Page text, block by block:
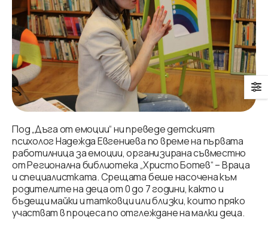
Под „Дъга от емоции“ ни преведе детският
психолог Надежда Евгениева по време на първата
работилница за емоции, организирана съвместно
от Регионална библиотека „Христо Ботев“ – Враца
и специалистката. Срещата беше насочена към
родителите на деца от 0 до 7 години, както и
бъдещи майки и татковци или близки, които пряко
участват в процеса по отглеждане на малки деца.